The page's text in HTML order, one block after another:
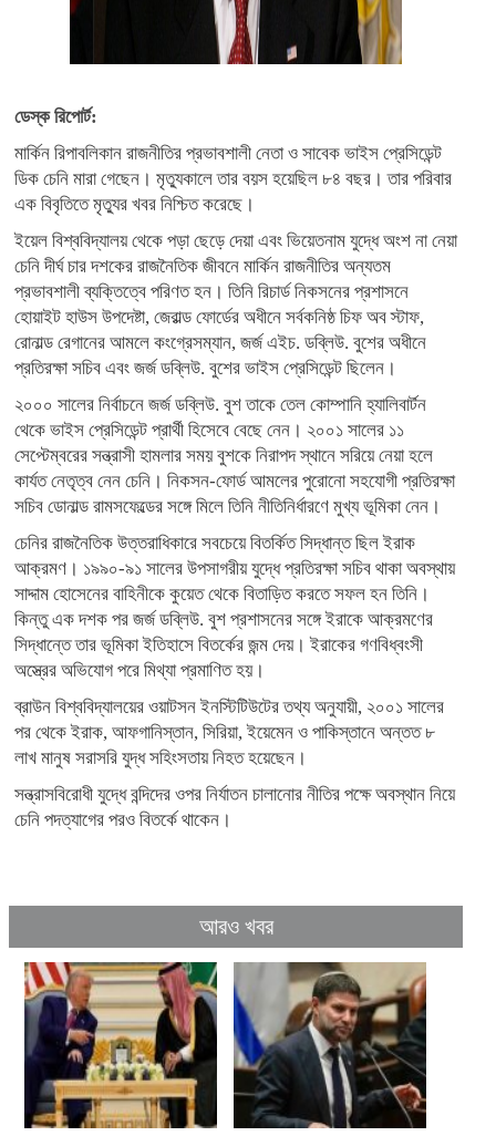
ডেস্ক রিপোর্ট:
মার্কিন রিপাবলিকান রাজনীতির প্রভাবশালী নেতা ও সাবেক ভাইস প্রেসিডেন্ট
ডিক চেনি মারা গেছেন। মৃত্যুকালে তার বয়স হয়েছিল ৮৪ বছর। তার পরিবার
এক বিবৃতিতে মৃত্যুর খবর নিশ্চিত করেছে।
ইয়েল বিশ্ববিদ্যালয় থেকে পড়া ছেড়ে দেয়া এবং ভিয়েতনাম যুদ্ধে অংশ না নেয়া
চেনি দীর্ঘ চার দশকের রাজনৈতিক জীবনে মার্কিন রাজনীতির অন্যতম
প্রভাবশালী ব্যক্তিত্বে পরিণত হন। তিনি রিচার্ড নিকসনের প্রশাসনে
হোয়াইট হাউস উপদেষ্টা, জেরাল্ড ফোর্ডের অধীনে সর্বকনিষ্ঠ চিফ অব স্টাফ,
রোনাল্ড রেগানের আমলে কংগ্রেসম্যান, জর্জ এইচ. ডব্লিউ. বুশের অধীনে
প্রতিরক্ষা সচিব এবং জর্জ ডব্লিউ. বুশের ভাইস প্রেসিডেন্ট ছিলেন।
২০০০ সালের নির্বাচনে জর্জ ডব্লিউ. বুশ তাকে তেল কোম্পানি হ্যালিবার্টন
থেকে ভাইস প্রেসিডেন্ট প্রার্থী হিসেবে বেছে নেন। ২০০১ সালের ১১
সেপ্টেম্বরের সন্ত্রাসী হামলার সময় বুশকে নিরাপদ স্থানে সরিয়ে নেয়া হলে
কার্যত নেতৃত্ব নেন চেনি। নিকসন-ফোর্ড আমলের পুরোনো সহযোগী প্রতিরক্ষা
সচিব ডোনাল্ড রামসফেল্ডের সঙ্গে মিলে তিনি নীতিনির্ধারণে মুখ্য ভূমিকা নেন।
চেনির রাজনৈতিক উত্তরাধিকারে সবচেয়ে বিতর্কিত সিদ্ধান্ত ছিল ইরাক
আক্রমণ। ১৯৯০-৯১ সালের উপসাগরীয় যুদ্ধে প্রতিরক্ষা সচিব থাকা অবস্থায়
সাদ্দাম হোসেনের বাহিনীকে কুয়েত থেকে বিতাড়িত করতে সফল হন তিনি।
কিন্তু এক দশক পর জর্জ ডব্লিউ. বুশ প্রশাসনের সঙ্গে ইরাকে আক্রমণের
সিদ্ধান্তে তার ভূমিকা ইতিহাসে বিতর্কের জন্ম দেয়। ইরাকের গণবিধ্বংসী
অস্ত্রের অভিযোগ পরে মিথ্যা প্রমাণিত হয়।
ব্রাউন বিশ্ববিদ্যালয়ের ওয়াটসন ইনস্টিটিউটের তথ্য অনুযায়ী, ২০০১ সালের
পর থেকে ইরাক, আফগানিস্তান, সিরিয়া, ইয়েমেন ও পাকিস্তানে অন্তত ৮
লাখ মানুষ সরাসরি যুদ্ধ সহিংসতায় নিহত হয়েছেন।
সন্ত্রাসবিরোধী যুদ্ধে বন্দিদের ওপর নির্যাতন চালানোর নীতির পক্ষে অবস্থান নিয়ে
চেনি পদত্যাগের পরও বিতর্কে থাকেন।
আরও খবর